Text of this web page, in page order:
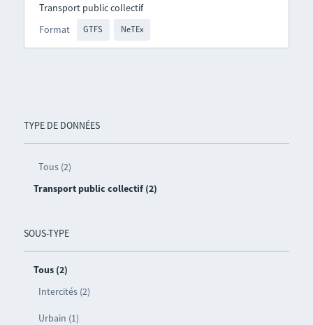
TYPE DE DONNÉES
Tous (2)
Transport public collectif (2)
SOUS-TYPE
Tous (2)
Intercités (2)
Urbain (1)
Format GTFS NeTEx
Transport public collectif